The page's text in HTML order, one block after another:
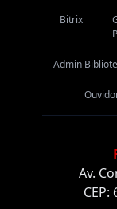
Bitrix
Admin
Av.
CEP: